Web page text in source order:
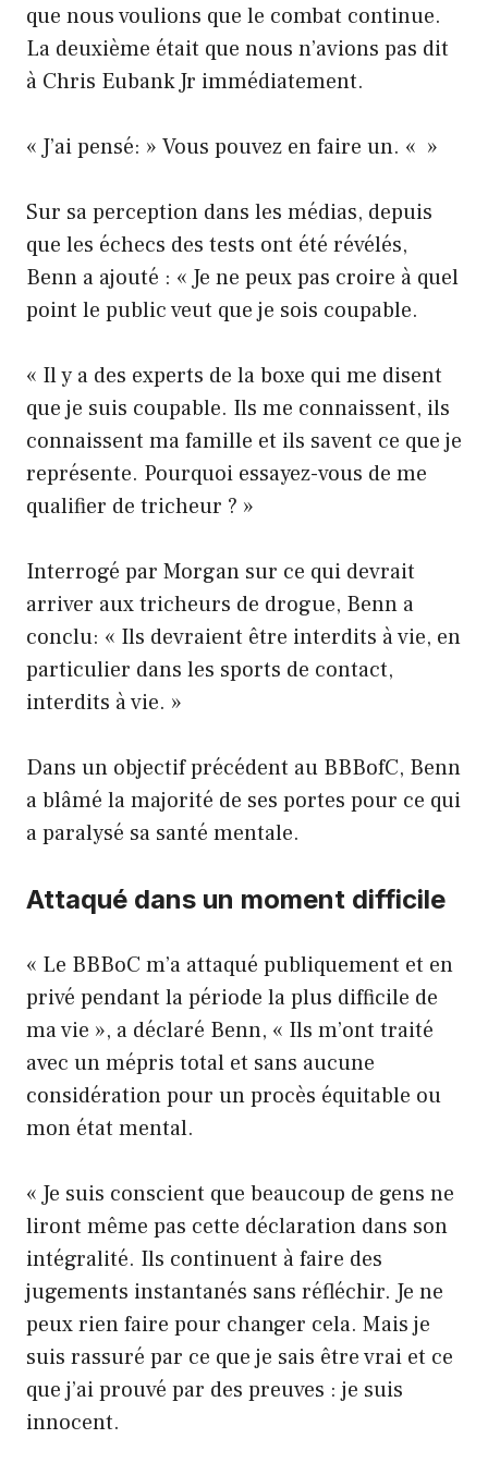
que nous voulions que le combat continue.
La deuxième était que nous n’avions pas dit
à Chris Eubank Jr immédiatement.
« J’ai pensé: » Vous pouvez en faire un. « »
Sur sa perception dans les médias, depuis
que les échecs des tests ont été révélés,
Benn a ajouté : « Je ne peux pas croire à quel
point le public veut que je sois coupable.
« Il y a des experts de la boxe qui me disent
que je suis coupable. Ils me connaissent, ils
connaissent ma famille et ils savent ce que je
représente. Pourquoi essayez-vous de me
qualifier de tricheur ? »
Interrogé par Morgan sur ce qui devrait
arriver aux tricheurs de drogue, Benn a
conclu: « Ils devraient être interdits à vie, en
particulier dans les sports de contact,
interdits à vie. »
Dans un objectif précédent au BBBofC, Benn
a blâmé la majorité de ses portes pour ce qui
a paralysé sa santé mentale.
Attaqué dans un moment difficile
« Le BBBoC m’a attaqué publiquement et en
privé pendant la période la plus difficile de
ma vie », a déclaré Benn, « Ils m’ont traité
avec un mépris total et sans aucune
considération pour un procès équitable ou
mon état mental.
« Je suis conscient que beaucoup de gens ne
liront même pas cette déclaration dans son
intégralité. Ils continuent à faire des
jugements instantanés sans réfléchir. Je ne
peux rien faire pour changer cela. Mais je
suis rassuré par ce que je sais être vrai et ce
que j’ai prouvé par des preuves : je suis
innocent.